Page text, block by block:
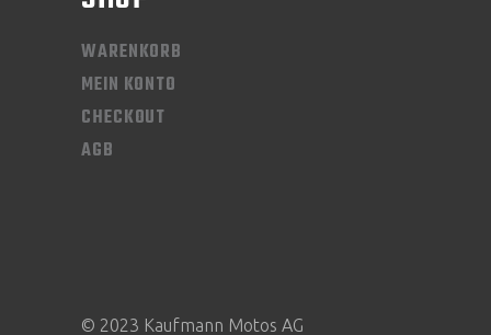
WARENKORB
MEIN KONTO
CHECKOUT
AGB
© 2023 Kaufmann Motos AG